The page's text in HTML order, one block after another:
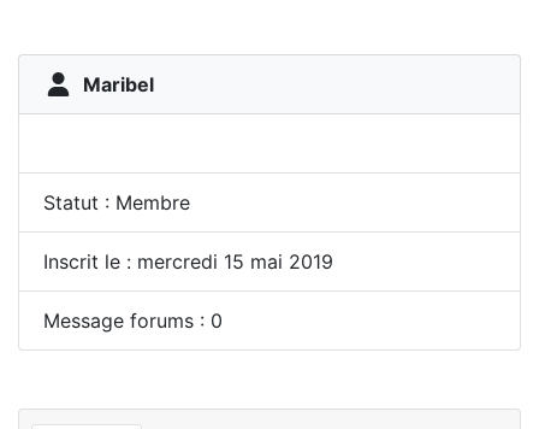
Maribel
Statut : Membre
Inscrit le : mercredi 15 mai 2019
Message forums : 0